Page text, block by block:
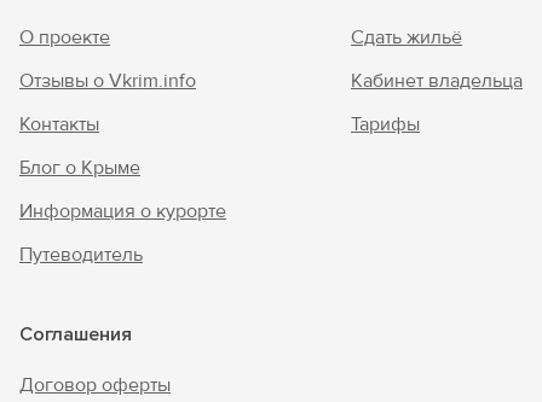
О проекте
Отзывы о Vkrim.info
Контакты
Блог о Крыме
Информация о курорте
Путеводитель
Сдать жильё
Кабинет владельца
Тарифы
Соглашения
Договор оферты